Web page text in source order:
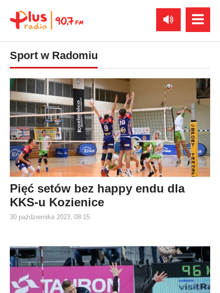
Sport w Radomiu
Pięć setów bez happy endu dla
KKS-u Kozienice
30 października 2023, 08:15